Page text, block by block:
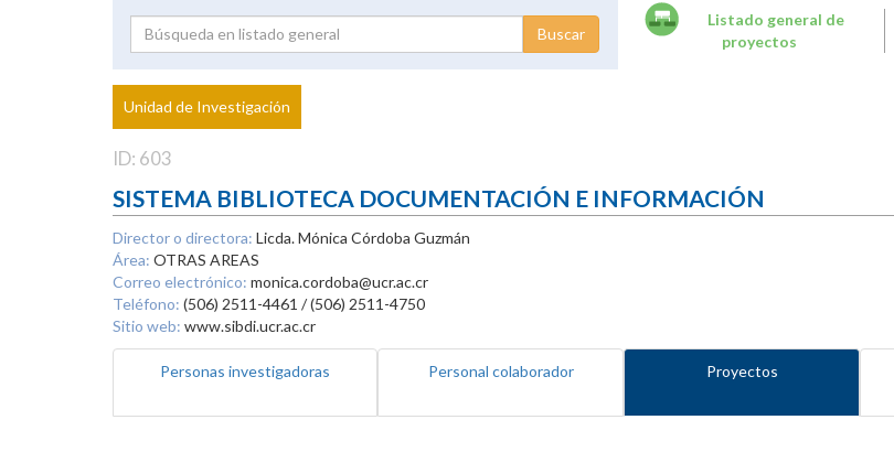
Proyecto
Investigador
Listado general de
proyectos
Unidad de Investigación
ID: 603
SISTEMA BIBLIOTECA DOCUMENTACIÓN E INFORMACIÓN
Director o directora: Licda. Mónica Córdoba Guzmán
Área: OTRAS AREAS
Correo electrónico: monica.cordoba@ucr.ac.cr
Teléfono: (506) 2511-4461 / (506) 2511-4750
Sitio web: www.sibdi.ucr.ac.cr
Personas investigadoras Personal colaborador Proyectos